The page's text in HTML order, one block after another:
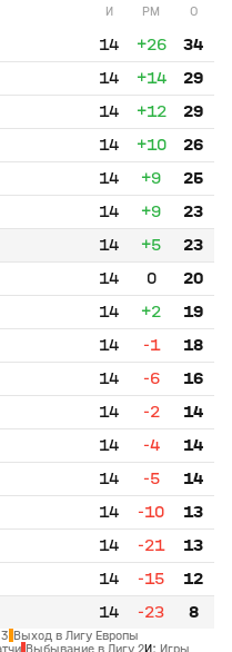
И РМ О
14 +26
34
14 +14
29
14 +12
29
14 +10
26
14 +9
25
14 +9
23
14 +5
23
14 0
20
14 +2
19
14 -1
18
14 -6
16
14 -2
14
14 -4
14
14 -5
14
14 -10
13
14 -21
13
14 -15
12
14 -23 8
Выход в Лигу Европы
Выбывание в Лигу 2И: Игры